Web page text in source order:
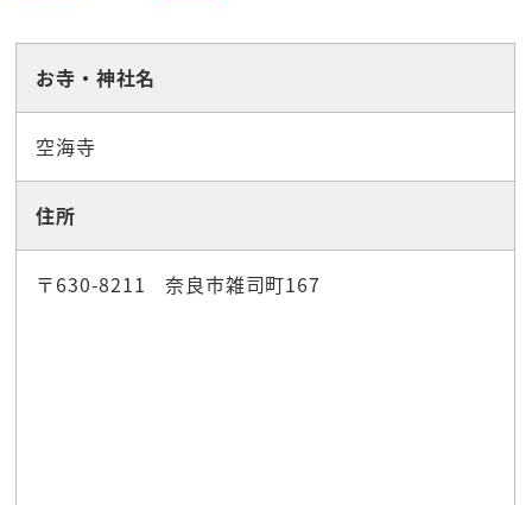
お寺・神社名
空海寺
住所
〒630-8211 奈良市雑司町167